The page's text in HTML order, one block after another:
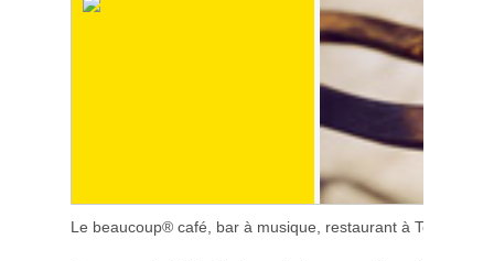
Le beaucoup® café, bar à musique, restaurant à Toulouse